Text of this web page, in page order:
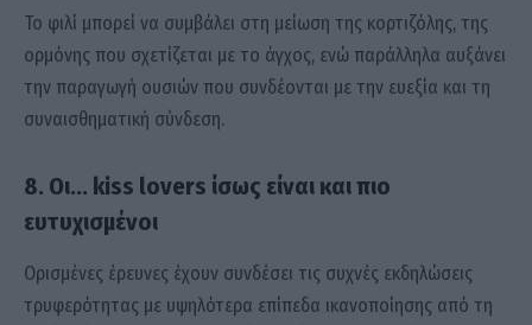
Το φιλί μπορεί να συμβάλει στη μείωση της κορτιζόλης, της
ορμόνης που σχετίζεται με το άγχος, ενώ παράλληλα αυξάνει
την παραγωγή ουσιών που συνδέονται με την ευεξία και τη
συναισθηματική σύνδεση.
8. Οι… kiss lovers ίσως είναι και πιο
ευτυχισμένοι
Ορισμένες έρευνες έχουν συνδέσει τις συχνές εκδηλώσεις
τρυφερότητας με υψηλότερα επίπεδα ικανοποίησης από τη